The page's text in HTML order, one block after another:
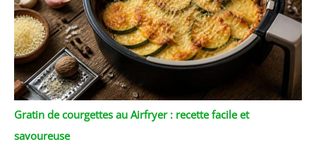
Gratin de courgettes au Airfryer : recette facile et
savoureuse